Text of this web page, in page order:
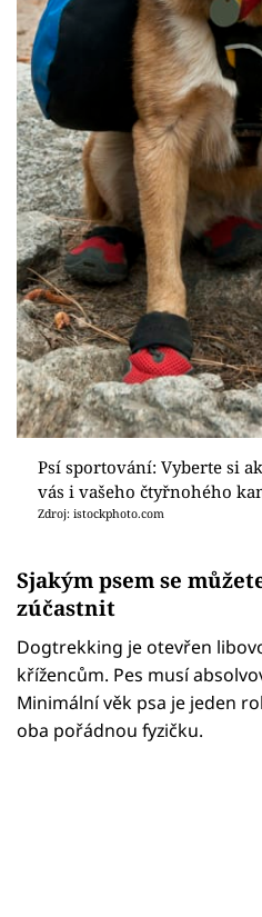
Psí sportování: Vyberte si
vás i vašeho čtyřnohého
Zdroj: istockphoto.com
Sjakým psem se
zúčastnit
Dogtrekking je otevřen
křížencům. Pes musí
Minimální věk psa je jeden
oba pořádnou fyzičku.